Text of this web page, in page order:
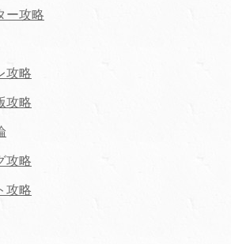
ー攻略
攻略
攻略
攻略
攻略